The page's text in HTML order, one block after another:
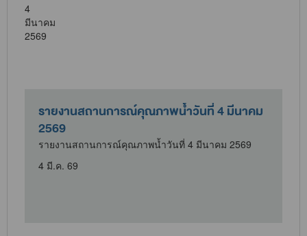
รายงานสถานการณ์คุณภาพน้ำวันที่ 1 มีนาคม
2569
รายงานสถานการณ์คุณภาพน้ำวันที่ 1 มีนาคม 2569
1 มี.ค. 69